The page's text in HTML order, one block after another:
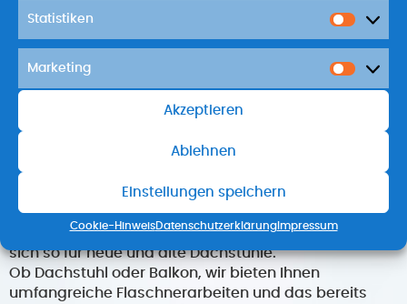
Statistiken
Marketing
Akzeptieren
Ablehnen
Einstellungen speichern
Cookie-HinweisDatenschutzerklärungImpressum
Metallbedachungen aus Kupfer, Zink und
Aluminium sind wertbeständig und voll recyclebar.
Schützen Sie Ihre Immobilie und werten Sie sie auf.
Durch das geringe Eigengewicht sind
Metallbedachungen flexibel einsetzbar und eignen
sich so für neue und alte Dachstühle.
Ob Dachstuhl oder Balkon, wir bieten Ihnen
umfangreiche Flaschnerarbeiten und das bereits